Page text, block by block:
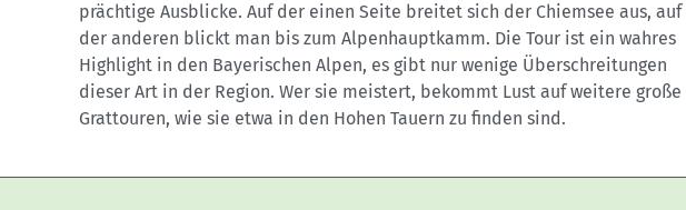
prächtige Ausblicke. Auf der einen Seite breitet sich der Chiemsee aus, auf
der anderen blickt man bis zum Alpenhauptkamm. Die Tour ist ein wahres
Highlight in den Bayerischen Alpen, es gibt nur wenige Überschreitungen
dieser Art in der Region. Wer sie meistert, bekommt Lust auf weitere große
Grattouren, wie sie etwa in den Hohen Tauern zu finden sind.